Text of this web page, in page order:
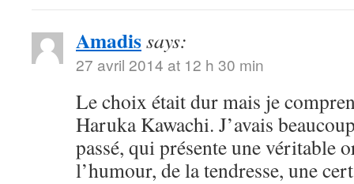
Amadissays:
27 avril 2014 at 12 h 30 min
Le choix était dur mais je
Haruka Kawachi. J’avais
passé, qui présente une véritable
l’humour, de la tendresse, une